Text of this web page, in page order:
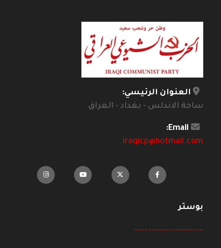
العنوان الرئيسي:
ساحة الاندلس - بغداد - العراق
Email:
iraqicp@hotmail.com
بوستر
--------------------